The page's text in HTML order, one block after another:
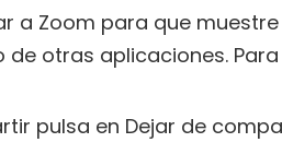
a Zoom para que
otras aplicaciones.
pulsa en Dejar de